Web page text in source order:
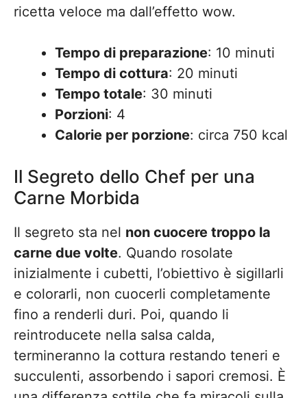
ricetta veloce ma dall’effetto wow.
Tempo di preparazione: 10 minuti
Tempo di cottura: 20 minuti
Tempo totale: 30 minuti
Porzioni: 4
Calorie per porzione: circa 750 kcal
Il Segreto dello Chef per una
Carne Morbida
Il segreto sta nel non cuocere troppo la
carne due volte. Quando rosolate
inizialmente i cubetti, l’obiettivo è sigillarli
e colorarli, non cuocerli completamente
fino a renderli duri. Poi, quando li
reintroducete nella salsa calda,
termineranno la cottura restando teneri e
succulenti, assorbendo i sapori cremosi. È